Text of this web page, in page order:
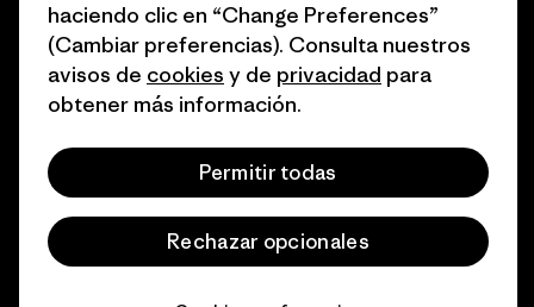
© 2026 Patagonia, Inc. Todos los derechos reservados.
español
haciendo clic en “Change Preferences”
(Cambiar preferencias). Consulta nuestros
avisos de cookies y de privacidad para
obtener más información.
Permitir todas
Rechazar opcionales